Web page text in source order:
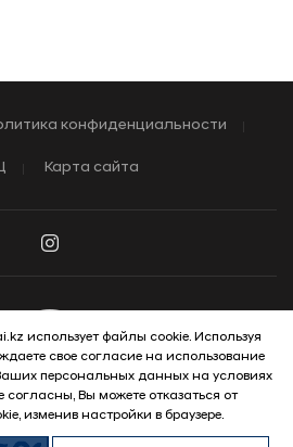
конфиденциальности
Карта сайта
Motor Company
использует файлы cookie. Используя
свое согласие на использование
персональных данных на условиях
согласны, Вы можете отказаться от
изменив настройки в браузере.